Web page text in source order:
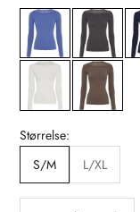
Størrelse:
S/M
L/XL